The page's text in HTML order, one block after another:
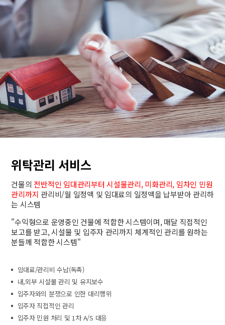
위탁관리 서비스
건물의 전반적인 임대관리부터 시설물관리, 미화관리, 임차인 민원
관리까지 관리비/월 일정액 및 임대료의 일정액을 납부받아 관리하
는 시스템
"수익형으로 운영중인 건물에 적합한 시스템이며, 매달 직접적인
보고를 받고, 시설물 및 입주자 관리까지 체계적인 관리를 원하는
분들께 적합한 시스템"
임대료/관리비 수납(독촉)
내,외부 시설물 관리 및 유지보수
입주자와의 분쟁으로 인한 대리행위
입주자 직접적인 관리
입주자 민원 처리 및 1차 A/S 대응